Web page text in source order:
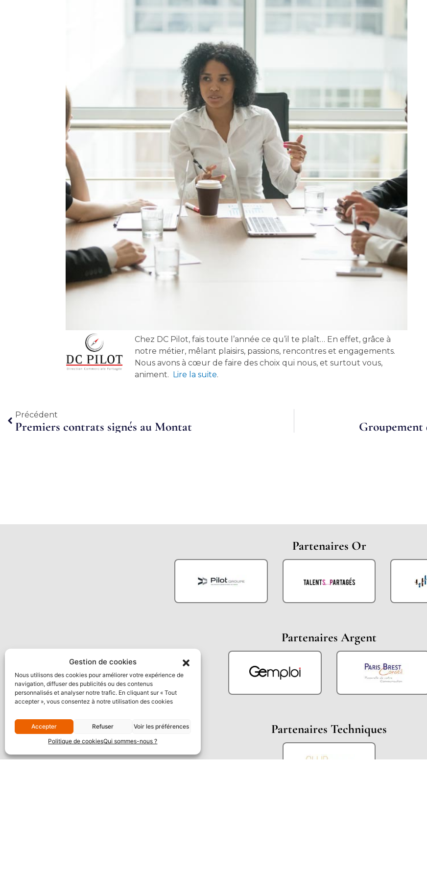
Gestion de cookies
Nous utilisons des cookies pour améliorer votre expérience de
navigation, diffuser des publicités ou des contenus
personnalisés et analyser notre trafic. En cliquant sur « Tout
accepter », vous consentez à notre utilisation des cookies
Accepter Refuser
Voir les préférences
Politique de cookiesQui sommes-nous ?
Chez DC Pilot, fais toute l’année ce qu’il te plaît… En effet, grâce à
notre métier, mêlant plaisirs, passions, rencontres et engagements.
Nous avons à cœur de faire des choix qui nous, et surtout vous,
animent. Lire la suite.
Précédent
Précédent
Premiers contrats signés au Montat Groupement
Partenaires Or
Partenaires Argent
Partenaires Techniques